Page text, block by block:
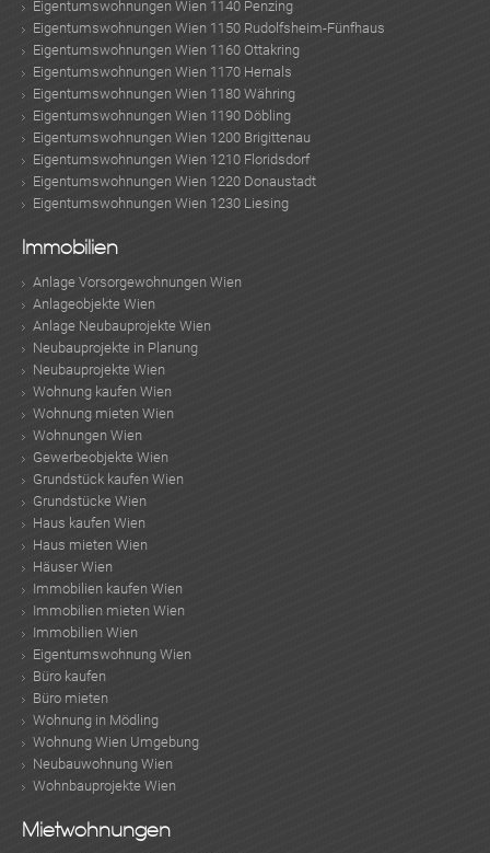
Eigentumswohnungen Wien 1140 Penzing
Eigentumswohnungen Wien 1150 Rudolfsheim-Fünfhaus
Eigentumswohnungen Wien 1160 Ottakring
Eigentumswohnungen Wien 1170 Hernals
Eigentumswohnungen Wien 1180 Währing
Eigentumswohnungen Wien 1190 Döbling
Eigentumswohnungen Wien 1200 Brigittenau
Eigentumswohnungen Wien 1210 Floridsdorf
Eigentumswohnungen Wien 1220 Donaustadt
Eigentumswohnungen Wien 1230 Liesing
Immobilien
Anlage Vorsorgewohnungen Wien
Anlageobjekte Wien
Anlage Neubauprojekte Wien
Neubauprojekte in Planung
Neubauprojekte Wien
Wohnung kaufen Wien
Wohnung mieten Wien
Wohnungen Wien
Gewerbeobjekte Wien
Grundstück kaufen Wien
Grundstücke Wien
Haus kaufen Wien
Haus mieten Wien
Häuser Wien
Immobilien kaufen Wien
Immobilien mieten Wien
Immobilien Wien
Eigentumswohnung Wien
Büro kaufen
Büro mieten
Wohnung in Mödling
Wohnung Wien Umgebung
Neubauwohnung Wien
Wohnbauprojekte Wien
Mietwohnungen